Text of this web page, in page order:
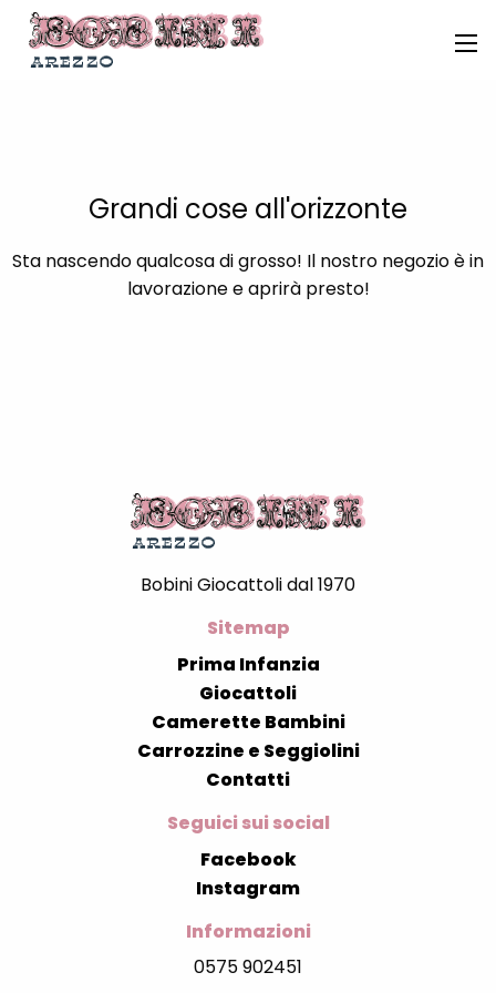
Grandi cose all'orizzonte
Sta nascendo qualcosa di grosso! Il nostro negozio è in
lavorazione e aprirà presto!
Bobini Giocattoli dal 1970
Sitemap
Prima Infanzia
Giocattoli
Camerette Bambini
Carrozzine e Seggiolini
Contatti
Seguici sui social
Facebook
Instagram
Informazioni
0575 902451